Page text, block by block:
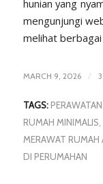
hunian yang
mengunjungi
melihat
MARCH 9, 2026 /
TAGS:
RUMAH MINIMALIS
MERAWAT RUMAH
DI PERUMAHAN